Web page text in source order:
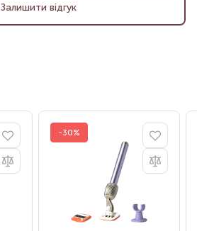
Залишити відгук
-30%